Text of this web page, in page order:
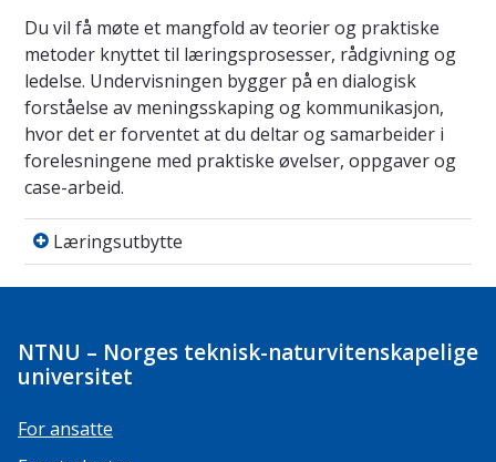
Du vil få møte et mangfold av teorier og praktiske
metoder knyttet til læringsprosesser, rådgivning og
ledelse. Undervisningen bygger på en dialogisk
forståelse av meningsskaping og kommunikasjon,
hvor det er forventet at du deltar og samarbeider i
forelesningene med praktiske øvelser, oppgaver og
case-arbeid.
Læringsutbytte
Læringsutbytte
NTNU – Norges teknisk-naturvitenskapelige
universitet
For ansatte